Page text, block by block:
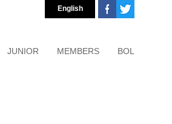
JUNIOR MEMBERS BOL
English